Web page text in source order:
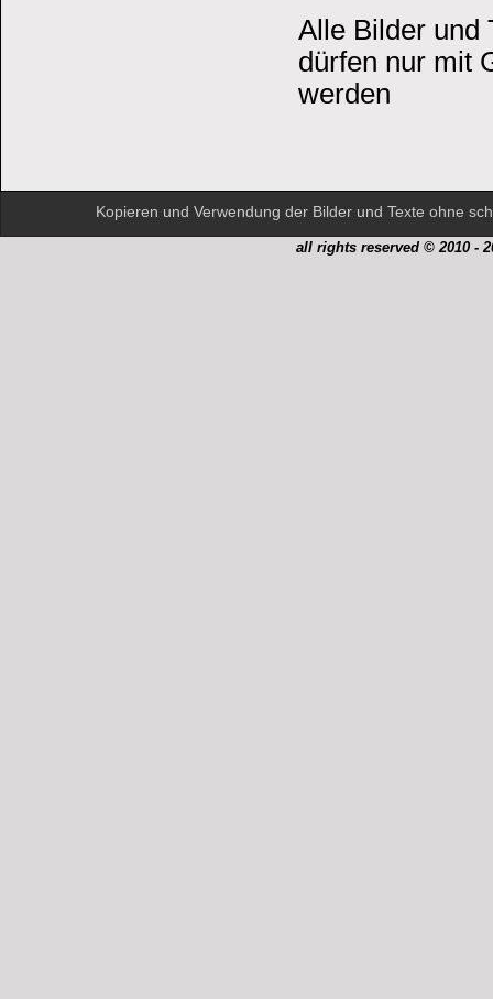
Alle Bilder und
dürfen nur mit
werden
Kopieren und Verwendung der Bilder und Texte ohne
all rights reserved © 2010 -